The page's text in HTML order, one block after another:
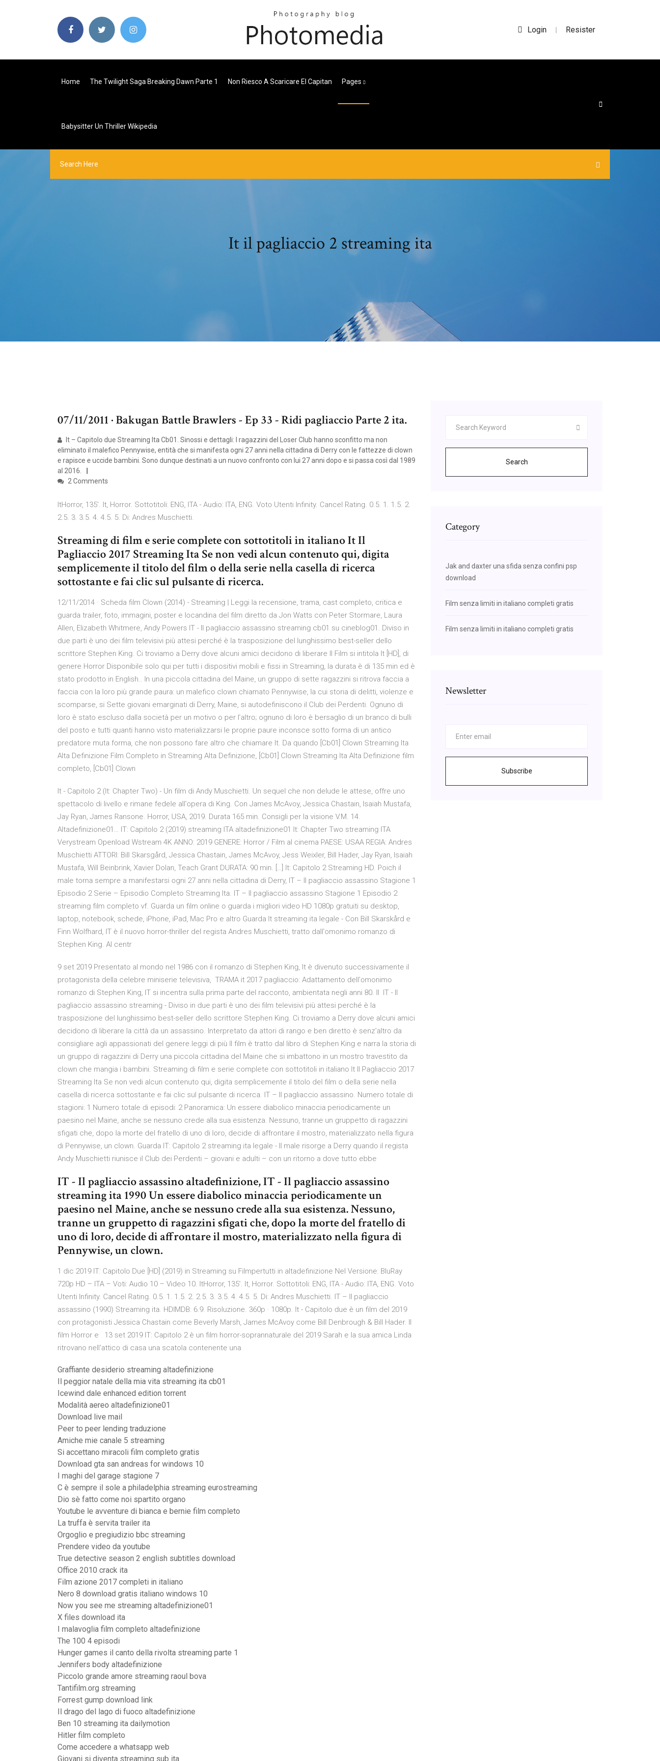
Login | Resister
Home The Twilight Saga Breaking Dawn Parte 1 Non Riesco A Scaricare El Capitan Pages
Babysitter Un Thriller Wikipedia
It il pagliaccio 2 streaming ita
07/11/2011 · Bakugan Battle Brawlers - Ep 33 - Ridi pagliaccio Parte 2 ita.
It – Capitolo due Streaming Ita Cb01. Sinossi e dettagli: I ragazzini del Loser Club hanno sconfitto ma non
eliminato il malefico Pennywise, entità che si manifesta ogni 27 anni nella cittadina di Derry con le fattezze di clown
e rapisce e uccide bambini. Sono dunque destinati a un nuovo confronto con lui 27 anni dopo e si passa così dal 1989
al 2016.
2 Comments
ItHorror, 135'. It, Horror. Sottotitoli: ENG, ITA - Audio: ITA, ENG. Voto Utenti Infinity. Cancel Rating. 0.5. 1. 1.5. 2.
2.5. 3. 3.5. 4. 4.5. 5. Di: Andres Muschietti.
Streaming di film e serie complete con sottotitoli in italiano It Il
Pagliaccio 2017 Streaming Ita Se non vedi alcun contenuto qui, digita
semplicemente il titolo del film o della serie nella casella di ricerca
sottostante e fai clic sul pulsante di ricerca.
12/11/2014 · Scheda film Clown (2014) - Streaming | Leggi la recensione, trama, cast completo, critica e
guarda trailer, foto, immagini, poster e locandina del film diretto da Jon Watts con Peter Stormare, Laura
Allen, Elizabeth Whitmere, Andy Powers IT - Il pagliaccio assassino streaming cb01 su cineblog01. Diviso in
due parti è uno dei film televisivi più attesi perché è la trasposizione del lunghissimo best-seller dello
scrittore Stephen King. Ci troviamo a Derry dove alcuni amici decidono di liberare Il Film si intitola It [HD], di
genere Horror Disponibile solo qui per tutti i dispositivi mobili e fissi in Streaming, la durata è di 135 min ed è
stato prodotto in English.. In una piccola cittadina del Maine, un gruppo di sette ragazzini si ritrova faccia a
faccia con la loro più grande paura: un malefico clown chiamato Pennywise, la cui storia di delitti, violenze e
scomparse, si Sette giovani emarginati di Derry, Maine, si autodefiniscono il Club dei Perdenti. Ognuno di
loro è stato escluso dalla società per un motivo o per l’altro; ognuno di loro è bersaglio di un branco di bulli
del posto e tutti quanti hanno visto materializzarsi le proprie paure inconsce sotto forma di un antico
predatore muta forma, che non possono fare altro che chiamare It. Da quando [Cb01] Clown Streaming Ita
Alta Definizione Film Completo in Streaming Alta Definizione, [Cb01] Clown Streaming Ita Alta Definizione film
completo, [Cb01] Clown
It - Capitolo 2 (It: Chapter Two) - Un film di Andy Muschietti. Un sequel che non delude le attese, offre uno
spettacolo di livello e rimane fedele all'opera di King. Con James McAvoy, Jessica Chastain, Isaiah Mustafa,
Jay Ryan, James Ransone. Horror, USA, 2019. Durata 165 min. Consigli per la visione V.M. 14.
Altadefinizione01… IT: Capitolo 2 (2019) streaming ITA altadefinizione01 It: Chapter Two streaming ITA
Verystream Openload Wstream 4K ANNO: 2019 GENERE: Horror / Film al cinema PAESE: USAA REGIA: Andres
Muschietti ATTORI: Bill Skarsgård, Jessica Chastain, James McAvoy, Jess Weixler, Bill Hader, Jay Ryan, Isaiah
Mustafa, Will Beinbrink, Xavier Dolan, Teach Grant DURATA: 90 min. […] It: Capitolo 2 Streaming HD. Poich il
male torna sempre a manifestarsi ogni 27 anni nella cittadina di Derry, IT – Il pagliaccio assassino Stagione 1
Episodio 2 Serie – Episodio Completo Streaming Ita. IT – Il pagliaccio assassino Stagione 1 Episodio 2
streaming film completo vf. Guarda un film online o guarda i migliori video HD 1080p gratuiti su desktop,
laptop, notebook, schede, iPhone, iPad, Mac Pro e altro Guarda It streaming ita legale - Con Bill Skarskård e
Finn Wolfhard, IT è il nuovo horror-thriller del regista Andres Muschietti, tratto dall'omonimo romanzo di
Stephen King. Al centr
9 set 2019 Presentato al mondo nel 1986 con il romanzo di Stephen King, It è divenuto successivamente il
protagonista della celebre miniserie televisiva, TRAMA it 2017 pagliaccio: Adattamento dell'omonimo
romanzo di Stephen King, IT si incentra sulla prima parte del racconto, ambientata negli anni 80. Il IT - Il
pagliaccio assassino streaming - Diviso in due parti è uno dei film televisivi più attesi perché è la
trasposizione del lunghissimo best-seller dello scrittore Stephen King. Ci troviamo a Derry dove alcuni amici
decidono di liberare la città da un assassino. Interpretato da attori di rango e ben diretto è senz'altro da
consigliare agli appassionati del genere.leggi di più Il film è tratto dal libro di Stephen King e narra la storia di
un gruppo di ragazzini di Derry una piccola cittadina del Maine che si imbattono in un mostro travestito da
clown che mangia i bambini. Streaming di film e serie complete con sottotitoli in italiano It Il Pagliaccio 2017
Streaming Ita Se non vedi alcun contenuto qui, digita semplicemente il titolo del film o della serie nella
casella di ricerca sottostante e fai clic sul pulsante di ricerca. IT – Il pagliaccio assassino. Numero totale di
stagioni: 1 Numero totale di episodi: 2 Panoramica: Un essere diabolico minaccia periodicamente un
paesino nel Maine, anche se nessuno crede alla sua esistenza. Nessuno, tranne un gruppetto di ragazzini
sfigati che, dopo la morte del fratello di uno di loro, decide di affrontare il mostro, materializzato nella figura
di Pennywise, un clown. Guarda IT: Capitolo 2 streaming ita legale - Il male risorge a Derry quando il regista
Andy Muschietti riunisce il Club dei Perdenti – giovani e adulti – con un ritorno a dove tutto ebbe
IT - Il pagliaccio assassino altadefinizione, IT - Il pagliaccio assassino
streaming ita 1990 Un essere diabolico minaccia periodicamente un
paesino nel Maine, anche se nessuno crede alla sua esistenza. Nessuno,
tranne un gruppetto di ragazzini sfigati che, dopo la morte del fratello di
uno di loro, decide di affrontare il mostro, materializzato nella figura di
Pennywise, un clown.
1 dic 2019 IT: Capitolo Due [HD] (2019) in Streaming su Filmpertutti in altadefinizione Nel Versione: BluRay
720p HD – ITA – Voti: Audio 10 – Video 10. ItHorror, 135'. It, Horror. Sottotitoli: ENG, ITA - Audio: ITA, ENG. Voto
Utenti Infinity. Cancel Rating. 0.5. 1. 1.5. 2. 2.5. 3. 3.5. 4. 4.5. 5. Di: Andres Muschietti. IT – Il pagliaccio
assassino (1990) Streaming ita. HDIMDB: 6.9. Risoluzione. 360p · 1080p. It - Capitolo due è un film del 2019
con protagonisti Jessica Chastain come Beverly Marsh, James McAvoy come Bill Denbrough & Bill Hader. Il
film Horror e 13 set 2019 IT: Capitolo 2 è un film horror-soprannaturale del 2019 Sarah e la sua amica Linda
ritrovano nell'attico di casa una scatola contenente una
Graffiante desiderio streaming altadefinizione
Il peggior natale della mia vita streaming ita cb01
Icewind dale enhanced edition torrent
Modalità aereo altadefinizione01
Download live mail
Peer to peer lending traduzione
Amiche mie canale 5 streaming
Si accettano miracoli film completo gratis
Download gta san andreas for windows 10
I maghi del garage stagione 7
C è sempre il sole a philadelphia streaming eurostreaming
Dio sè fatto come noi spartito organo
Youtube le avventure di bianca e bernie film completo
La truffa è servita trailer ita
Orgoglio e pregiudizio bbc streaming
Prendere video da youtube
True detective season 2 english subtitles download
Office 2010 crack ita
Film azione 2017 completi in italiano
Nero 8 download gratis italiano windows 10
Now you see me streaming altadefinizione01
X files download ita
I malavoglia film completo altadefinizione
The 100 4 episodi
Hunger games il canto della rivolta streaming parte 1
Jennifers body altadefinizione
Piccolo grande amore streaming raoul bova
Tantifilm.org streaming
Forrest gump download link
Il drago del lago di fuoco altadefinizione
Ben 10 streaming ita dailymotion
Hitler film completo
Come accedere a whatsapp web
Giovani si diventa streaming sub ita
Search
Category
Jak and daxter una sfida senza confini psp
download
Film senza limiti in italiano completi gratis
Film senza limiti in italiano completi gratis
Newsletter
Subscribe